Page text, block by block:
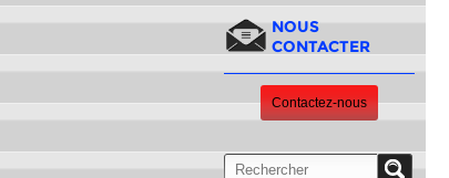
NOUS
CONTACTER
Contactez-nous